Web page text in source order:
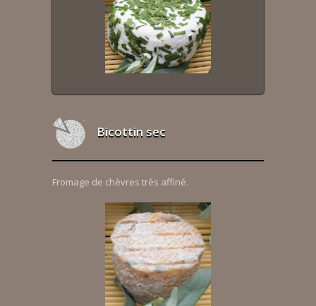
Bicottin sec
Fromage de chèvres très affiné.